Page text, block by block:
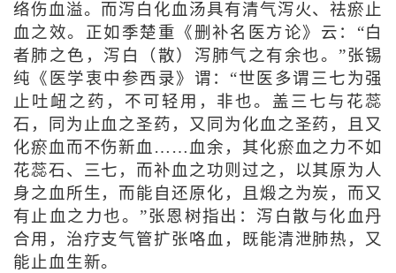
络伤血溢。而泻白化血汤具有清气泻火、祛瘀止
血之效。正如季楚重《删补名医方论》云：“白
者肺之色，泻白（散）泻肺气之有余也。”张锡
纯《医学衷中参西录》谓：“世医多谓三七为强
止吐衄之药，不可轻用，非也。盖三七与花蕊
石，同为止血之圣药，又同为化血之圣药，且又
化瘀血而不伤新血……血余，其化瘀血之力不如
花蕊石、三七，而补血之功则过之，以其原为人
身之血所生，而能自还原化，且煅之为炭，而又
有止血之力也。”张恩树指出：泻白散与化血丹
合用，治疗支气管扩张咯血，既能清泄肺热，又
能止血生新。